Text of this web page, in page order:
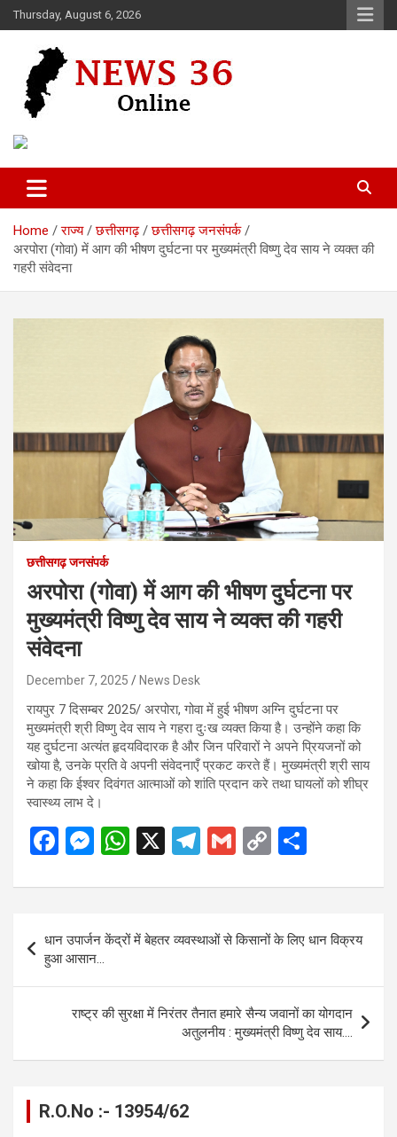
Skip
to
Thursday, August 6, 2026
News 36
Home राज्य छत्तीसगढ़
छत्तीसगढ़ जनसंपर्क
अरपोरा (गोवा) में आग की भीषण दुर्घटना पर मुख्यमंत्री विष्णु देव साय ने व्यक्त की
गहरी संवेदना
छत्तीसगढ़ जनसंपर्क
अरपोरा (गोवा) में आग की भीषण दुर्घटना पर
मुख्यमंत्री विष्णु देव साय ने व्यक्त की गहरी
संवेदना
December 7, 2025 News Desk
रायपुर 7 दिसम्बर 2025/ अरपोरा, गोवा में हुई भीषण अग्नि दुर्घटना पर
मुख्यमंत्री श्री विष्णु देव साय ने गहरा दुःख व्यक्त किया है। उन्होंने कहा कि
यह दुर्घटना अत्यंत हृदयविदारक है और जिन परिवारों ने अपने प्रियजनों को
खोया है, उनके प्रति वे अपनी संवेदनाएँ प्रकट करते हैं। मुख्यमंत्री श्री साय
ने कहा कि ईश्वर दिवंगत आत्माओं को शांति प्रदान करे तथा घायलों को शीघ्र
स्वास्थ्य लाभ दे।
F
ce
o
o
k
M
se
n
g
er
W
at
s
A
p
p
X
T
e
gr
a
m
G
ail
C
py
Li
n
k
ar
navigation
धान उपार्जन केंद्रों में बेहतर व्यवस्थाओं से किसानों के लिए धान विक्रय
हुआ आसान…
राष्ट्र की सुरक्षा में निरंतर तैनात हमारे सैन्य जवानों का योगदान
अतुलनीय : मुख्यमंत्री विष्णु देव साय….
R.O.No :- 13954/62